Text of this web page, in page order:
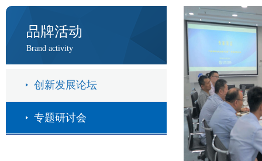
品牌活动
Brand activity
创新发展论坛
专题研讨会